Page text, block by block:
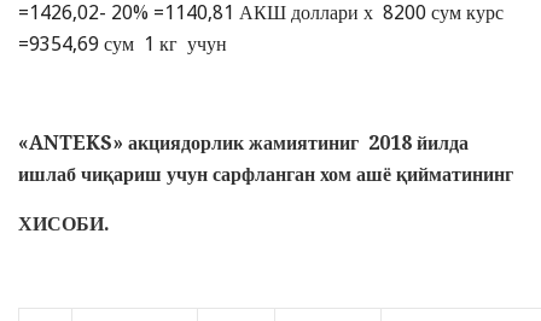
=1426,02- 20% =1140,81 АКШ доллари х 8200 сум курс
=9354,69 сум 1 кг учун
«ANTEKS» акциядорлик жамиятиниг 2018 йилда
ишлаб чиқариш учун сарфланган хом ашё қийматининг
ХИСОБИ.